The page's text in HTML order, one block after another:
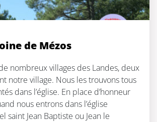
de Mézos
nombreux villages des Landes, deux
notre village. Nous les trouvons tous
dans l’église. En place d’honneur
nous entrons dans l’église
saint Jean Baptiste ou Jean le